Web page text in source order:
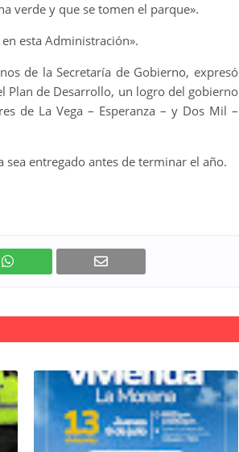
verde y que se tomen el parque».
esta Administración».
de la Secretaría de Gobierno, expresó
Plan de Desarrollo, un logro del gobierno
de La Vega – Esperanza – y Dos Mil –
sea entregado antes de terminar el año.